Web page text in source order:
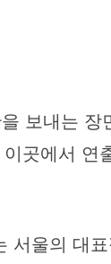
보내는
곳에서 연
울의 대